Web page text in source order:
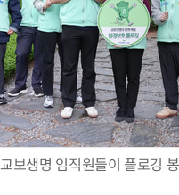
보생명 임직원들이 플로깅